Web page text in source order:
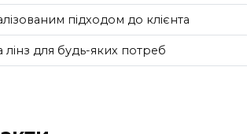
підходом до клієнта
для будь-яких потреб